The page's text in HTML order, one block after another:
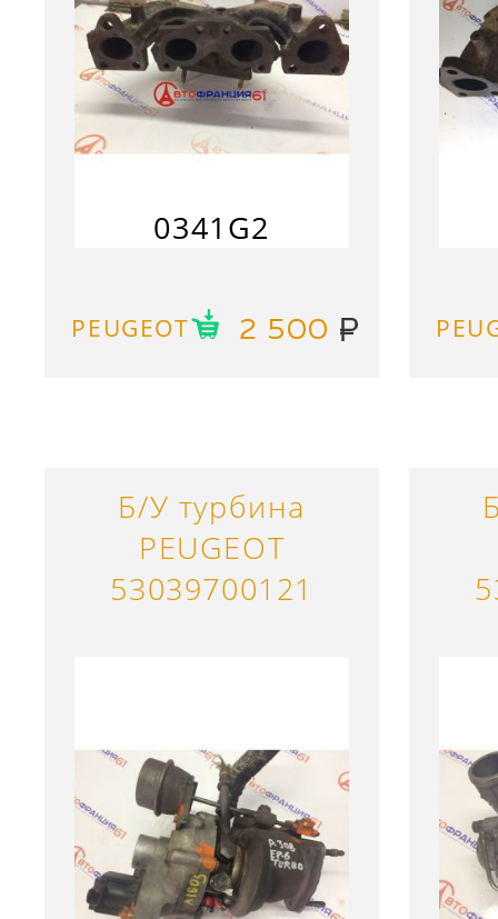
0341G2
PEUGEOT 2 500
Б/У турбина
PEUGEOT
53039700121